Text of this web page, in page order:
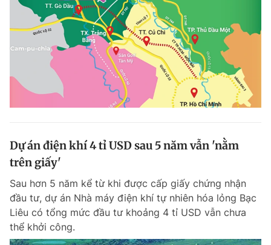
Dự án điện khí 4 tỉ USD sau 5 năm vẫn 'nằm
trên giấy'
Sau hơn 5 năm kể từ khi được cấp giấy chứng nhận
đầu tư, dự án Nhà máy điện khí tự nhiên hóa lỏng Bạc
Liêu có tổng mức đầu tư khoảng 4 tỉ USD vẫn chưa
thể khởi công.